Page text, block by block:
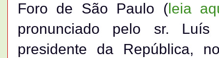
Foro de São Paulo (leia
pronunciado pelo sr.
presidente da República,